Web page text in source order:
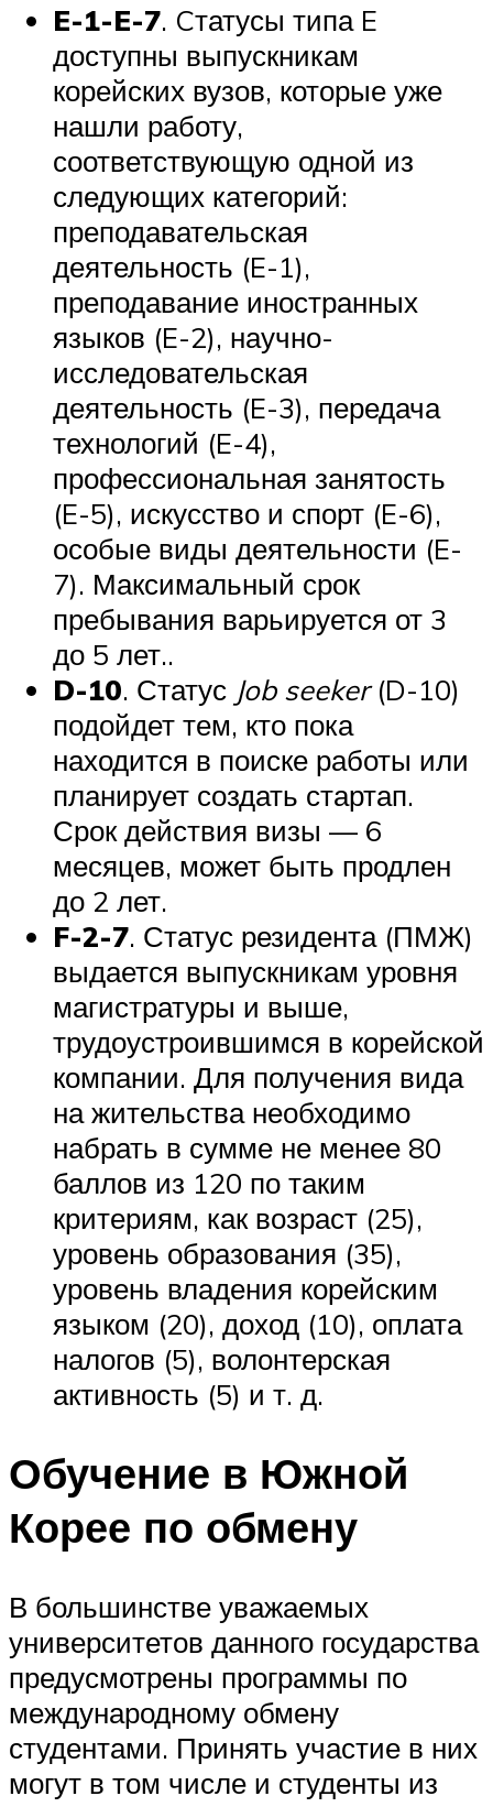
E-1-E-7. Cтатусы типа E
доступны выпускникам
корейских вузов, которые уже
нашли работу,
соответствующую одной из
следующих категорий:
преподавательская
деятельность (E-1),
преподавание иностранных
языков (E-2), научно-
исследовательская
деятельность (E-3), передача
технологий (E-4),
профессиональная занятость
(E-5), искусство и спорт (E-6),
особые виды деятельности (E-
7). Максимальный срок
пребывания варьируется от 3
до 5 лет..
D-10. Статус Job seeker(D-10)
подойдет тем, кто пока
находится в поиске работы или
планирует создать стартап.
Срок действия визы — 6
месяцев, может быть продлен
до 2 лет.
F-2-7. Статус резидента (ПМЖ)
выдается выпускникам уровня
магистратуры и выше,
трудоустроившимся в корейской
компании. Для получения вида
на жительства необходимо
набрать в сумме не менее 80
баллов из 120 по таким
критериям, как возраст (25),
уровень образования (35),
уровень владения корейским
языком (20), доход (10), оплата
налогов (5), волонтерская
активность (5) и т. д.
Обучение в Южной
Корее по обмену
В большинстве уважаемых
университетов данного государства
предусмотрены программы по
международному обмену
студентами. Принять участие в них
могут в том числе и студенты из